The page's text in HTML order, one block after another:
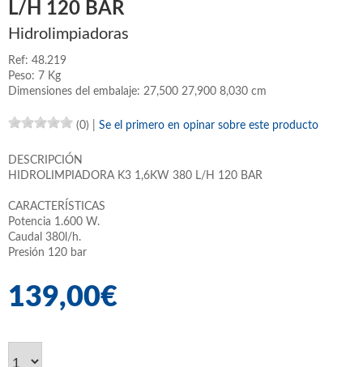
L/H 120 BAR
Hidrolimpiadoras
Ref: 48.219
Peso: 7 Kg
Dimensiones del embalaje: 27,500 27,900 8,030 cm
(0) Se el primero en opinar sobre este producto
DESCRIPCIÓN
HIDROLIMPIADORA K3 1,6KW 380 L/H 120 BAR
CARACTERÍSTICAS
Potencia 1.600 W.
Caudal 380l/h.
Presión 120 bar
139,00€